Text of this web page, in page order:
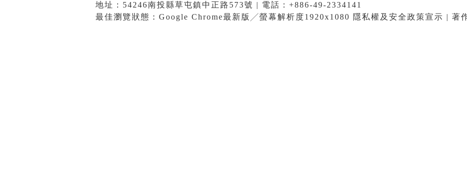
地址：54246南投縣草屯鎮中正路573號 | 電話：+886-49-2334141
最佳瀏覽狀態：Google Chrome最新版╱螢幕解析度1920x1080 隱私權及安全政策宣示 | 著